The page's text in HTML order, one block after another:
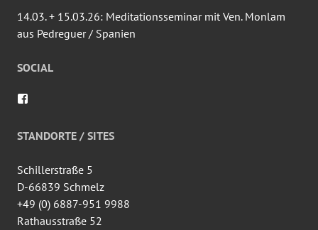
14.03. + 15.03.26: Meditationsseminar mit Ven. Monlam
aus Pedreguer / Spanien
SOCIAL
auf
Facebook
STANDORTE / SITES
Schillerstraße 5
D-66839 Schmelz
+49 (0) 6887-951 9988
Rathausstraße 52